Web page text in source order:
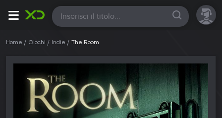
Tutte
Home Giochi Indie The Room